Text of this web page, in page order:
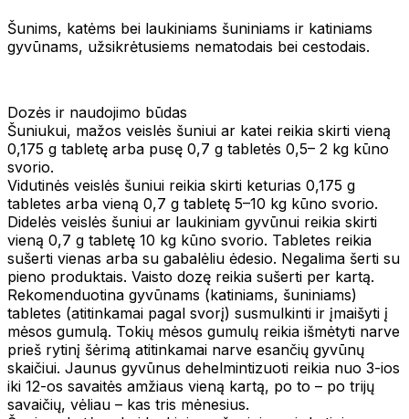
Šunims, katėms bei laukiniams šuniniams ir katiniams
gyvūnams, užsikrėtusiems nematodais bei cestodais.
Dozės ir naudojimo būdas
Šuniukui, mažos veislės šuniui ar katei reikia skirti vieną
0,175 g tabletę arba pusę 0,7 g tabletės 0,5– 2 kg kūno
svorio.
Vidutinės veislės šuniui reikia skirti keturias 0,175 g
tabletes arba vieną 0,7 g tabletę 5–10 kg kūno svorio.
Didelės veislės šuniui ar laukiniam gyvūnui reikia skirti
vieną 0,7 g tabletę 10 kg kūno svorio. Tabletes reikia
sušerti vienas arba su gabalėliu ėdesio. Negalima šerti su
pieno produktais. Vaisto dozę reikia sušerti per kartą.
Rekomenduotina gyvūnams (katiniams, šuniniams)
tabletes (atitinkamai pagal svorį) susmulkinti ir įmaišyti į
mėsos gumulą. Tokių mėsos gumulų reikia išmėtyti narve
prieš rytinį šėrimą atitinkamai narve esančių gyvūnų
skaičiui. Jaunus gyvūnus dehelmintizuoti reikia nuo 3-ios
iki 12-os savaitės amžiaus vieną kartą, po to – po trijų
savaičių, vėliau – kas tris mėnesius.